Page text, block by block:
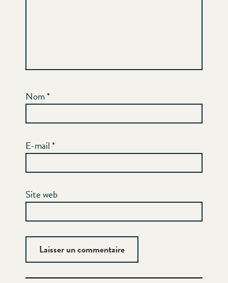
Nom*
E-mail*
Site web